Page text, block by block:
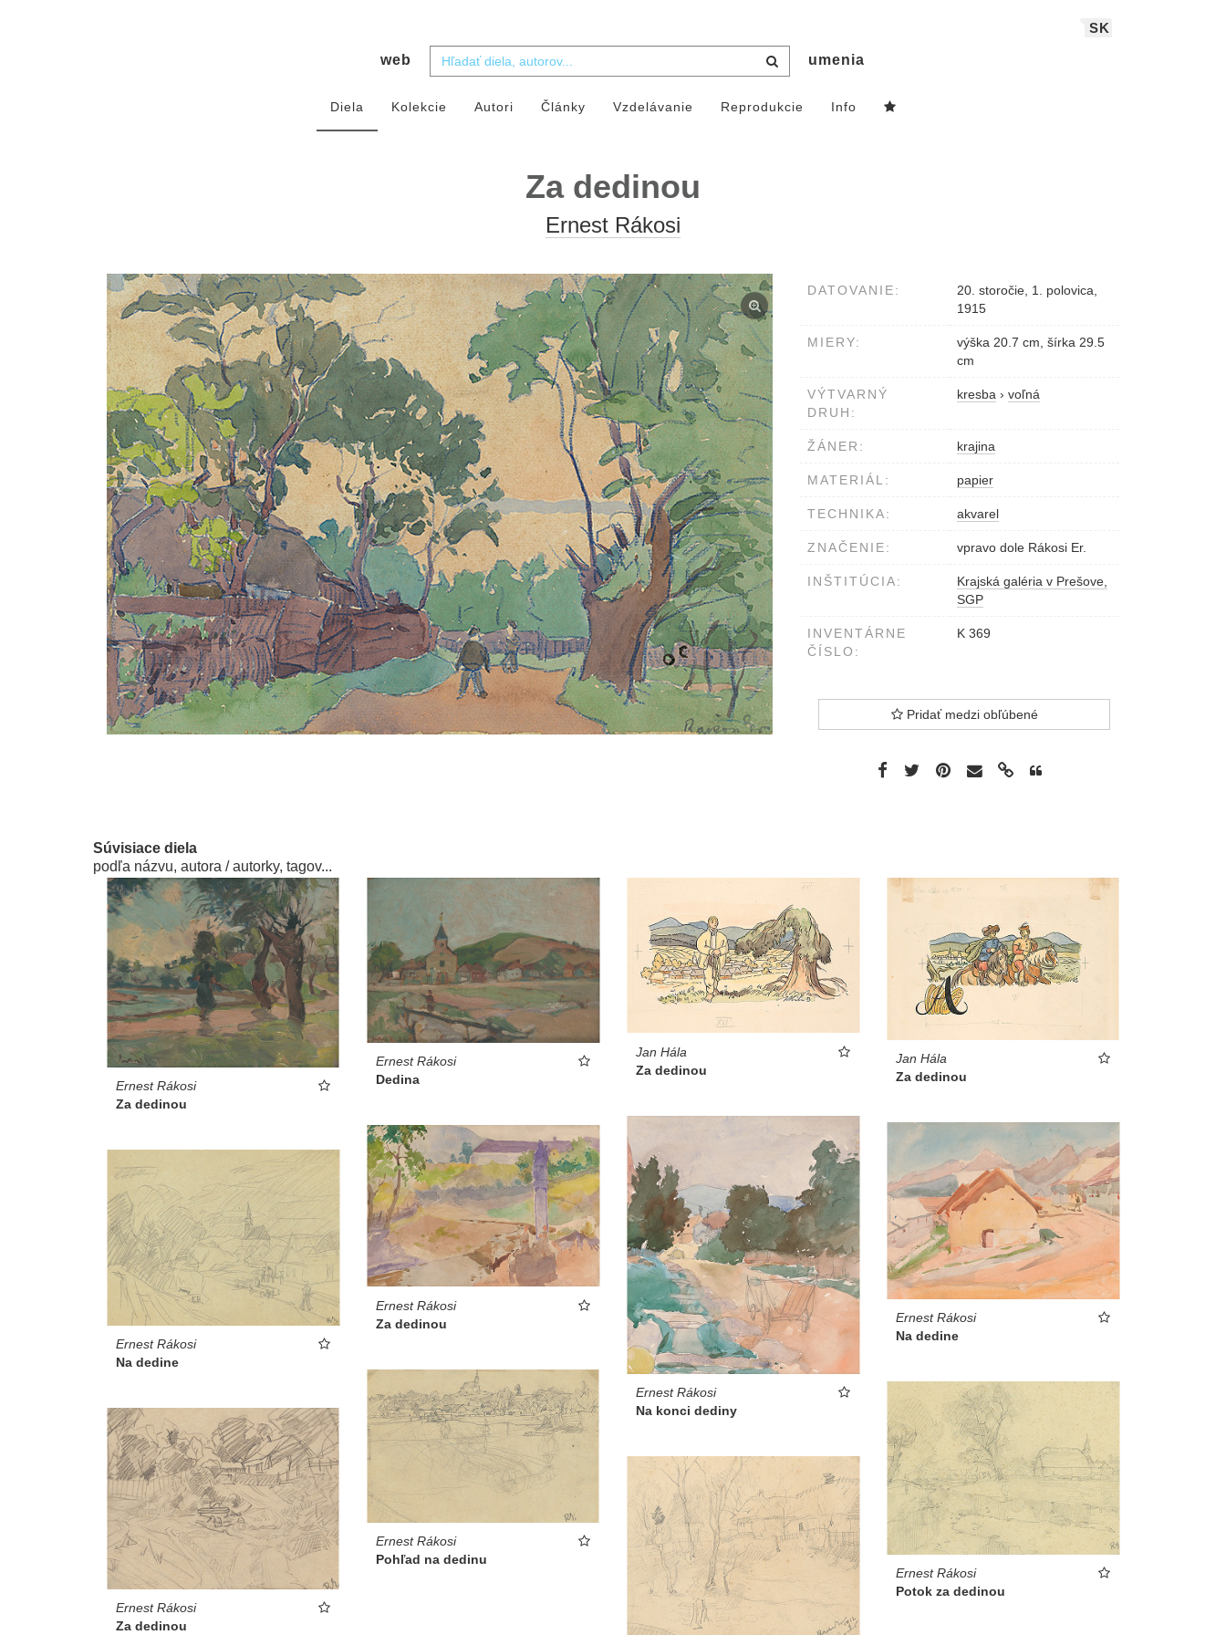
SK
web umenia
Diela Kolekcie Autori Články Vzdelávanie Reprodukcie Info
Za dedinou
Ernest Rákosi
DATOVANIE:
20. storočie, 1. polovica,
1915
MIERY:
výška 20.7 cm, šírka 29.5
cm
VÝTVARNÝ
DRUH:
kresba › voľná
ŽÁNER: krajina
MATERIÁL: papier
TECHNIKA: akvarel
ZNAČENIE: vpravo dole Rákosi Er.
INŠTITÚCIA:
Krajská galéria v Prešove,
SGP
INVENTÁRNE
ČÍSLO:
K 369
Pridať medzi obľúbené
Súvisiace diela
podľa názvu, autora / autorky, tagov...
Ernest Rákosi
Za dedinou
Ernest Rákosi
Dedina
Jan Hála
Za dedinou
Jan Hála
Za dedinou
Ernest Rákosi
Na konci dediny
Ernest Rákosi
Na dedine
Ernest Rákosi
Za dedinou
Ernest Rákosi
Na dedine
Ernest Rákosi
Pohľad na dedinu
Ernest Rákosi
Potok za dedinou
Ernest Rákosi
Za dedinou